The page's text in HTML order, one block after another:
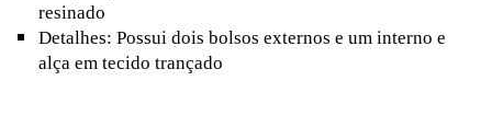
resinado
Detalhes: Possui dois bolsos externos e um interno e
alça em tecido trançado